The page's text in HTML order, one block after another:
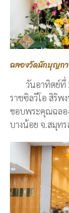
ฉลองวัดนักบุญกา
วันอาทิตย์ที่ 2
ราชซิลวีโอ สิริ
ขอบพระคุณฉลอ
บางน้อย จ.สมุทร